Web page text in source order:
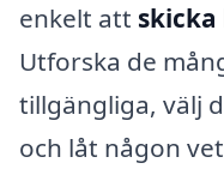
enkelt att skicka
Utforska de
tillgängliga, välj
och låt någon